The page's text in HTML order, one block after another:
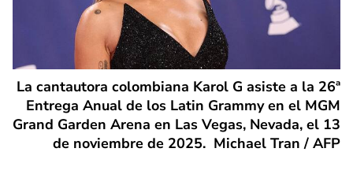
La cantautora colombiana Karol G asiste a la 26ª
Entrega Anual de los Latin Grammy en el MGM
Grand Garden Arena en Las Vegas, Nevada, el 13
de noviembre de 2025. Michael Tran / AFP